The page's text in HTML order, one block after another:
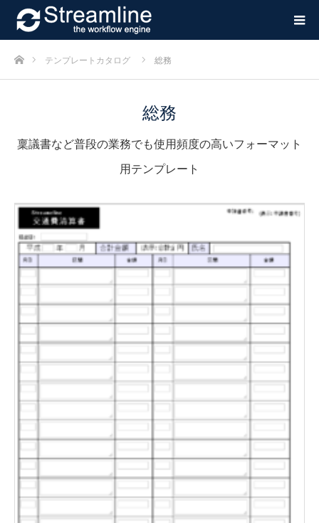
ホームテンプレートカタログ 総務
総務
稟議書など普段の業務でも使用頻度の高いフォーマット
用テンプレート